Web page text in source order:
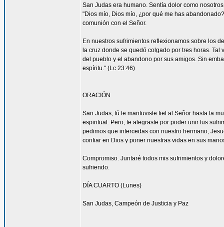
San Judas era humano. Sentía dolor como
"Dios mío, Dios mío, ¿por qué me has
comunión con el Señor.
En nuestros sufrimientos reflexionamos sobre los
la cruz donde se quedó colgado por tres horas.
del pueblo y el abandono por sus amigos. Sin
espíritu." (Lc 23:46)
ORACIÓN
San Judas, tú te mantuviste fiel al Señor hasta la
espiritual. Pero, te alegraste por poder unir tus
pedimos que intercedas con nuestro hermano,
confiar en Dios y poner nuestras vidas en sus
Compromiso. Juntaré todos mis sufrimientos y
sufriendo.
DÍA CUARTO (Lunes)
San Judas, Campeón de Justicia y Paz